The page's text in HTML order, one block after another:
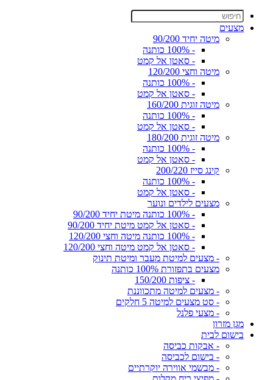
מצעים
מיטה יחיד 90/200
- 100% כותנה
- סאטן אל קמט
מיטה וחצי 120/200
- 100% כותנה
- סאטן אל קמט
מיטה זוגית 160/200
- 100% כותנה
- סאטן אל קמט
מיטה זוגית 180/200
- 100% כותנה
- סאטן אל קמט
קינג סייז 200/220
- 100% כותנה
- סאטן אל קמט
מצעים לילדים ונוער
- 100% כותנה מיטת יחיד 90/200
- סאטן אל קמט מיטת יחיד 90/200
- 100% כותנה מיטה וחצי 120/200
- סאטן אל קמט מיטה וחצי 120/200
- מצעים למיטת מעבר ומיטת תינוק
מצעים בתפזורת 100% כותנה
- ציפות 150/200
- מצעים למיטה מתכווננת
- סט מצעים למיטה 5 חלקים
- מצעי פלנל
מגן מזרון
בישום לבית
- אבקות כביסה
- בישום לכביסה
- מבשמי אווירה יוקרתיים